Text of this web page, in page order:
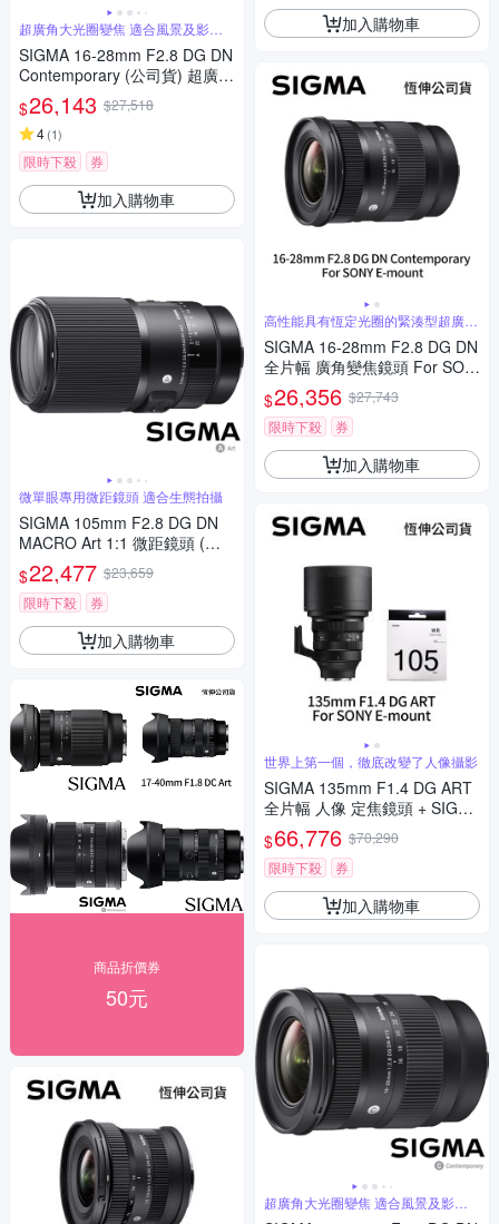
超廣角大光圈變焦 適合風景及影片
錄製
SIGMA 16-28mm F2.8 DG DN
Contemporary (公司貨) 超廣角
大光圈變焦鏡 全片幅微單眼鏡
頭
$26,143 $27,518
4(1)
限時下殺 券
加入購物車
微單眼專用微距鏡頭 適合生態拍攝
SIGMA 105mm F2.8 DG DN
MACRO Art 1:1 微距鏡頭 (公
司貨) 望遠定焦鏡頭 全片幅無
反微單眼鏡頭
$22,477 $23,659
限時下殺
券
加入購物車
商品折價券
50元
加入購物車
高性能具有恆定光圈的緊湊型超廣角
變焦
SIGMA 16-28mm F2.8 DG DN
全片幅 廣角變焦鏡頭 For SON
Y E-mount (公司貨)
$26,356 $27,743
限時下殺
券
加入購物車
世界上第一個，徹底改變了人像攝影
SIGMA 135mm F1.4 DG ART
全片幅 人像 定焦鏡頭 + SIGM
A WR UV 105mm 保護鏡 For
SONY E-mount (公司貨)
$66,776 $70,290
限時下殺
券
加入購物車
超廣角大光圈變焦 適合風景及影片
錄製